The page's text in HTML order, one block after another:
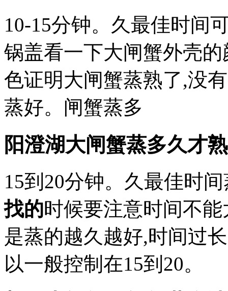
10-15分钟。久最佳时间
锅盖看一下大闸蟹外壳
色证明大闸蟹蒸熟了,没
蒸好。闸蟹蒸多
阳澄湖大闸蟹蒸多久才
15到20分钟。久最佳时
找的时候要注意时间不
是蒸的越久越好,时间过
以一般控制在15到20。